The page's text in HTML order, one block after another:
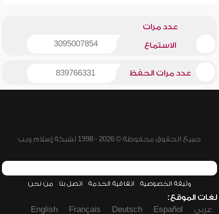
عدد مرات
الاستماع 3095007854
عدد مرات الحفظ 839766331
جميع الحقوق محفوظة © 2026 - 1998 لشبكة إسلام ويب
وثيقة الخصوصية اتفاقية الخدمة اتصل بنا من نحن
لغات الموقع:
عربي
Español
Deutsch
Français
English